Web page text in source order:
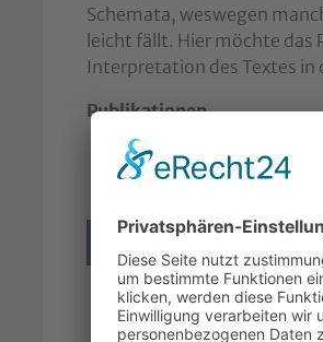
Schemata, weswegen
leicht fällt. Hier möchte
Interpretation des Textes in
Publikationen
Michael Rosenberger,
Sacra 20 (2016)/ 3
zurück